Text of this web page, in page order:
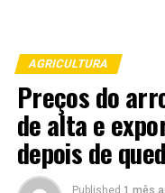
AGRICULTURA
Preços do
de alta e
depois de
Published 1 mês